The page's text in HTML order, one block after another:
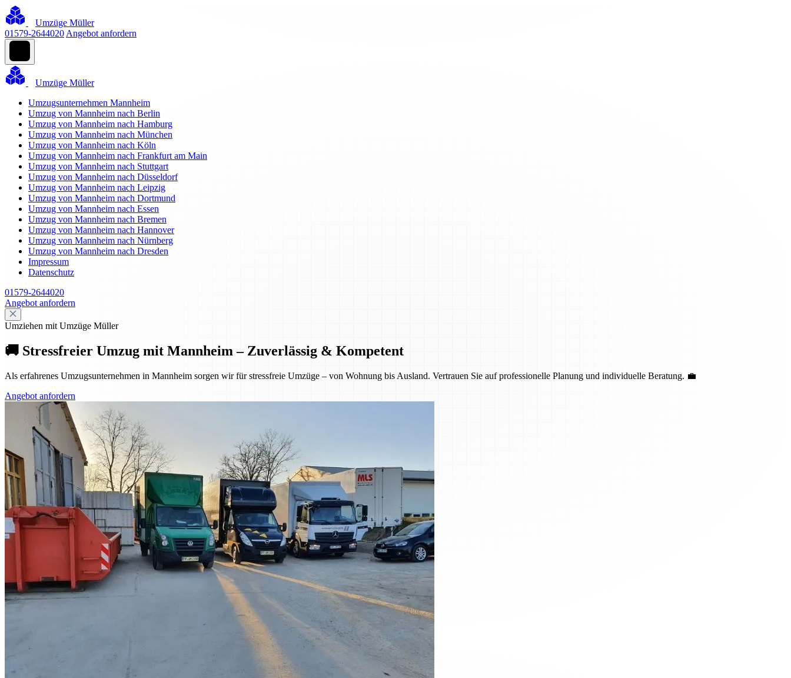
Umzüge Müller
01579-2644020 Angebot anfordern
Umzüge Müller
Umzugsunternehmen Mannheim
Umzug von Mannheim nach Berlin
Umzug von Mannheim nach Hamburg
Umzug von Mannheim nach München
Umzug von Mannheim nach Köln
Umzug von Mannheim nach Frankfurt am Main
Umzug von Mannheim nach Stuttgart
Umzug von Mannheim nach Düsseldorf
Umzug von Mannheim nach Leipzig
Umzug von Mannheim nach Dortmund
Umzug von Mannheim nach Essen
Umzug von Mannheim nach Bremen
Umzug von Mannheim nach Hannover
Umzug von Mannheim nach Nürnberg
Umzug von Mannheim nach Dresden
Impressum
Datenschutz
01579-2644020
Angebot anfordern
Umziehen mit Umzüge Müller
🚚 Stressfreier Umzug mit Mannheim – Zuverlässig & Kompetent
Als erfahrenes Umzugsunternehmen in Mannheim sorgen wir für stressfreie Umzüge – von Wohnung bis Ausland. Vertrauen Sie auf professionelle Planung und individuelle Beratung. 💼
Angebot anfordern